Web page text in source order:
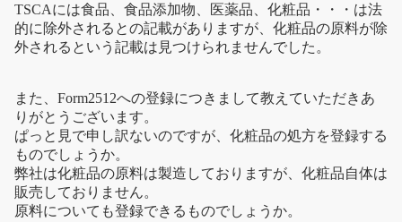
TSCAには食品、食品添加物、医薬品、化粧品・・・は法
的に除外されるとの記載がありますが、化粧品の原料が除
外されるという記載は見つけられませんでした。
また、Form2512への登録につきまして教えていただきあ
りがとうございます。
ぱっと見で申し訳ないのですが、化粧品の処方を登録する
ものでしょうか。
弊社は化粧品の原料は製造しておりますが、化粧品自体は
販売しておりません。
原料についても登録できるものでしょうか。